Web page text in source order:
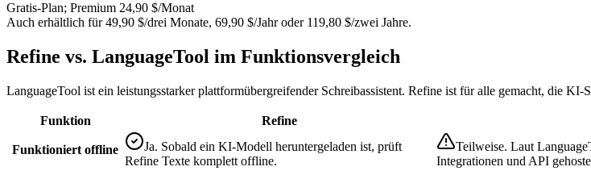
Gratis-Plan; Premium 24,90 $/Monat
Auch erhältlich für 49,90 $/drei Monate, 69,90 $/Jahr oder 119,80 $/zwei Jahre.
Refine vs. LanguageTool im Funktionsvergleich
LanguageTool ist ein leistungsstarker plattformübergreifender Schreibassistent. Refine ist für alle gemacht, die
Funktion Refine
Funktioniert offline
Ja. Sobald ein KI-Modell heruntergeladen ist, prüft
Refine Texte komplett offline.
Teilweise. Laut
Integrationen und API